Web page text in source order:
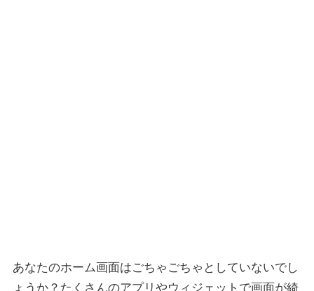
あなたのホーム画面はごちゃごちゃとしていないでし
ょうか？たくさんのアプリやウィジェットで画面が綺